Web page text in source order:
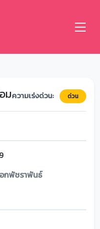
มความเร่งด่วน: ด่วน
กพัชราพันธ์